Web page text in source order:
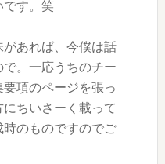
です。笑
あれば、今僕は話
。一応うちのチー
項のページを張っ
ちいさーく載って
のものですのでご